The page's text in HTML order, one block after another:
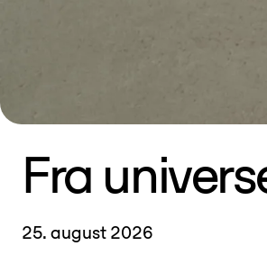
Fra
25. august 2026